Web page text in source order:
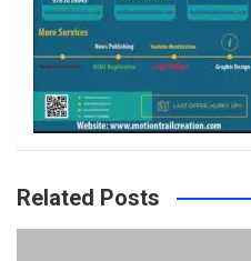
Related Posts